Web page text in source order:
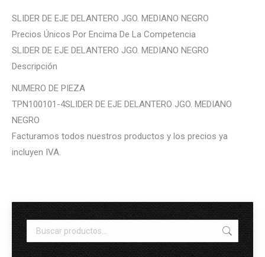
SLIDER DE EJE DELANTERO JGO. MEDIANO NEGRO
Precios Únicos Por Encima De La Competencia
SLIDER DE EJE DELANTERO JGO. MEDIANO NEGRO
Descripción
NUMERO DE PIEZA
TPN100101-4SLIDER DE EJE DELANTERO JGO. MEDIANO
NEGRO
Facturamos todos nuestros productos y los precios ya
incluyen IVA.